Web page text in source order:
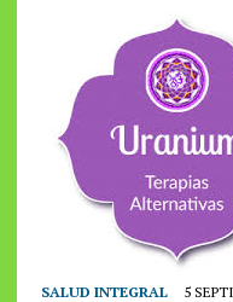
SALUD INTEGRAL 5